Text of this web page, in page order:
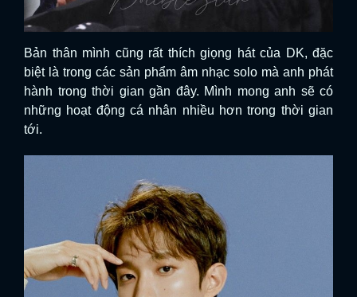
Bản thân mình cũng rất thích giọng hát của DK, đặc
biệt là trong các sản phẩm âm nhạc solo mà anh phát
hành trong thời gian gần đây. Mình mong anh sẽ có
những hoạt động cá nhân nhiều hơn trong thời gian
tới.